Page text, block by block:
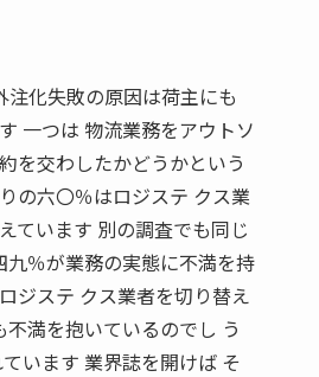
化失敗の原因は荷主にも
一つは 物流業務をアウトソ
を交わしたかどうかという
の六〇％はロジステ クス業
ています 別の調査でも同じ
％が業務の実態に不満を持
ジステ クス業者を切り替え
満を抱いているのでし う
います 業界誌を開けば そ